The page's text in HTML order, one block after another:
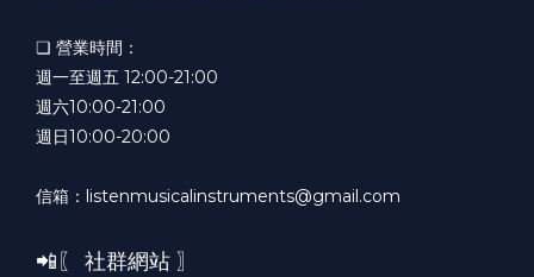
❏ 營業時間：
週一至週五 12:00-21:00
週六10:00-21:00
週日10:00-20:00
信箱：listenmusicalinstruments@gmail.com
📲〖 社群網站 〗